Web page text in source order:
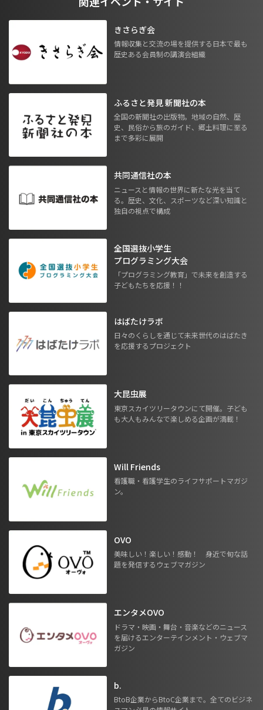
きさらぎ会
情報収集と交流の場を提供する日本で最も
歴史ある会員制の講演会組織
ふるさと発見 新聞社の本
全国の新聞社の出版物。地域の自然、歴
史、民俗から旅のガイド、郷土料理に至る
まで多彩に展開
共同通信社の本
ニュースと情報の世界に新たな光を当て
る。歴史、文化、スポーツなど深い知識と
独自の視点で構成
全国選抜小学生
プログラミング大会
「プログラミング教育」で未来を創造する
子どもたちを応援！！
はばたけラボ
日々のくらしを通じて未来世代のはばたき
を応援するプロジェクト
大昆虫展
東京スカイツリータウンにて開催。子ども
も大人もみんなで楽しめる企画が満載！
Will Friends
看護職・看護学生のライフサポートマガジ
ン。
OVO
美味しい！楽しい！感動！ 身近で旬な話
題を発信するウェブマガジン
エンタメOVO
ドラマ・映画・舞台・音楽などのニュース
を届けるエンターテインメント・ウェブマ
ガジン
b.
BtoB企業からBtoC企業まで。全てのビジネ